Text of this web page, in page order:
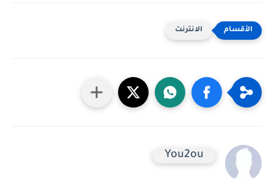
الانترنت
You2ou